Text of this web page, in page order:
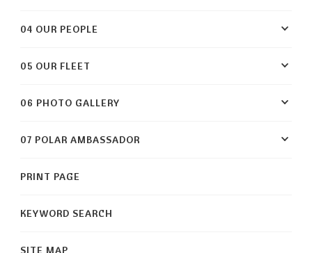
04 OUR PEOPLE
05 OUR FLEET
06 PHOTO GALLERY
07 POLAR AMBASSADOR
PRINT PAGE
KEYWORD SEARCH
SITE MAP